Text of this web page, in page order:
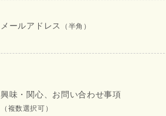
メールアドレス （半角）
興味・関心、お問い合わせ事項
（複数選択可）